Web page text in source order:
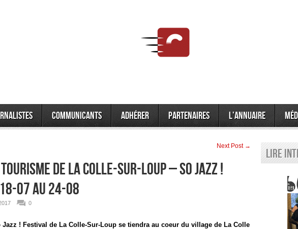
Communicants Adhérer Partenaires L’annuaire
Next Post →
de La Colle-Sur-Loup – So Jazz !
07 au 24-08
0
Jazz ! Festival de La Colle-Sur-Loup se tiendra au coeur du village de La Colle
Lire